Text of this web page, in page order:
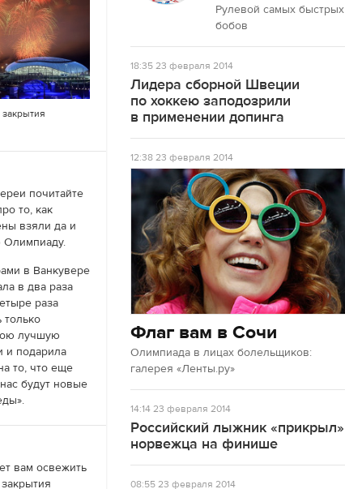
почитайте
то, как
взяли да и
в Ванкувере
в два раза
раза
только
лучшую
и подарила
то, что еще
будут новые
вам освежить
Рулевой самых быстрых
бобов
18:3523 февраля 2014
Лидера сборной Швеции
по хоккею заподозрили
в применении допинга
12:3823 февраля 2014
Флаг вам в Сочи
Олимпиада в лицах болельщиков:
галерея «Ленты.ру»
14:1423 февраля 2014
Российский лыжник «прикрыл»
норвежца на финише
08:5523 февраля 2014